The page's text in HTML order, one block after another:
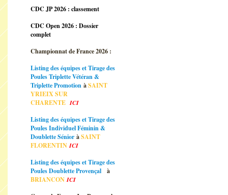
CDC JP 2026 : classement
CDC Open 2026 : Dossier
complet
Championnat de France 2026 :
Listing des équipes et Tirage des
Poules Triplette Vétéran &
Triplette Promotion àSAINT
YRIEIX SUR
CHARENTEICI
Listing des équipes et Tirage des
Poules Individuel Féminin &
Doublette Sénior àSAINT
FLORENTINICI
Listing des équipes et Tirage des
Poules Doublette Provençal
à
BRIANCONICI